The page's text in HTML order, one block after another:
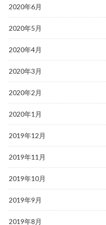
2020年6月
2020年5月
2020年4月
2020年3月
2020年2月
2020年1月
2019年12月
2019年11月
2019年10月
2019年9月
2019年8月